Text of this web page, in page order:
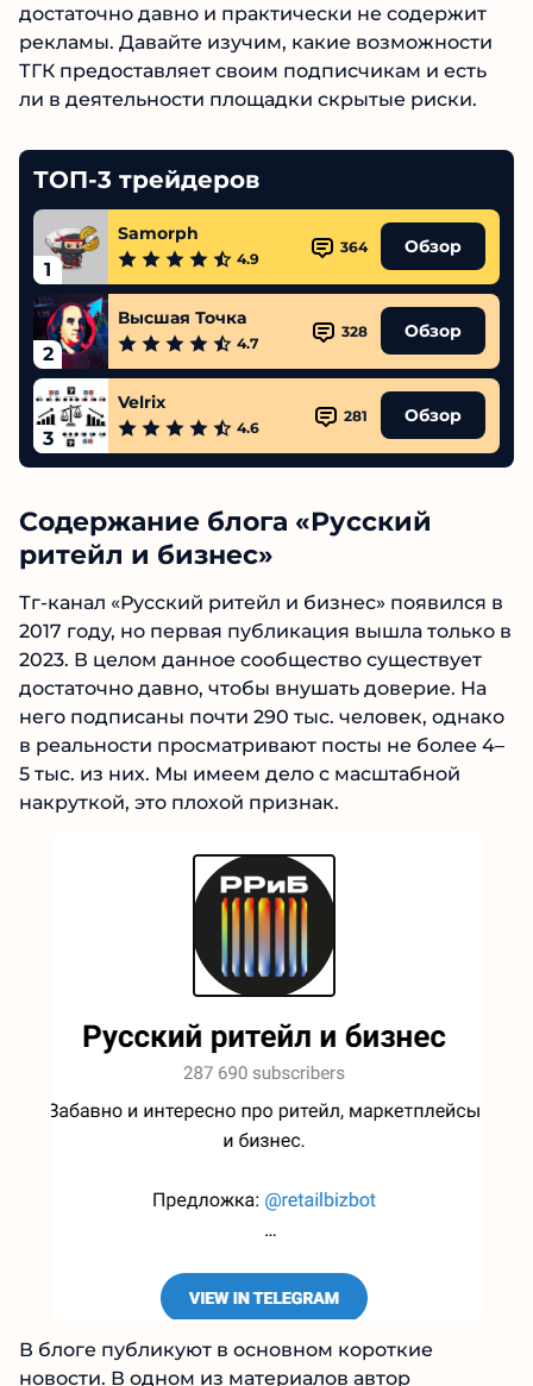
достаточно давно и практически не содержит
рекламы. Давайте изучим, какие возможности
ТГК предоставляет своим подписчикам и есть
ли в деятельности площадки скрытые риски.
ТОП-3 трейдеров
1
Samorph
4.9
364 Обзор
2
Высшая Точка
4.7
328 Обзор
3
Velrix
4.6
281 Обзор
Содержание блога «Русский
ритейл и бизнес»
Тг-канал «Русский ритейл и бизнес» появился в
2017 году, но первая публикация вышла только в
2023. В целом данное сообщество существует
достаточно давно, чтобы внушать доверие. На
него подписаны почти 290 тыс. человек, однако
в реальности просматривают посты не более 4–
5 тыс. из них. Мы имеем дело с масштабной
накруткой, это плохой признак.
В блоге публикуют в основном короткие
новости. В одном из материалов автор